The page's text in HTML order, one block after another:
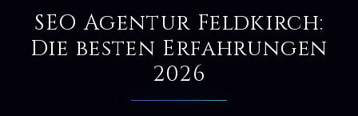
SEO Agentur Feldkirch:
Die besten Erfahrungen
2026